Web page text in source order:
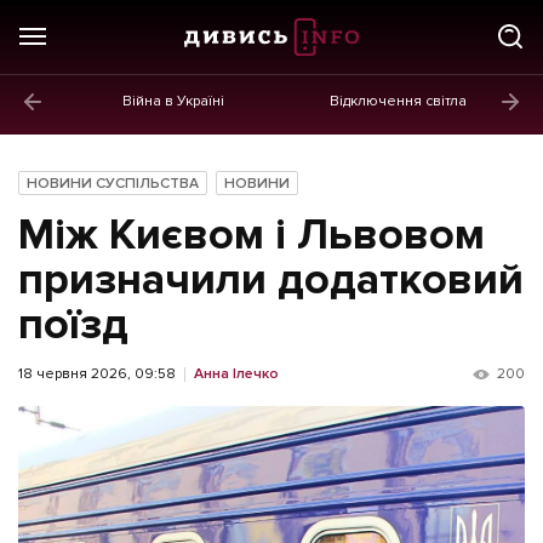
Війна в Україні Відключення світла
Новини
Політика
Економіка
Бізнес
Життя
Культура
Афіша
НОВИНИ СУСПІЛЬСТВА НОВИНИ
Між Києвом і Львовом
призначили додатковий
поїзд
18 червня 2026, 09:58 Анна Ілечко 200